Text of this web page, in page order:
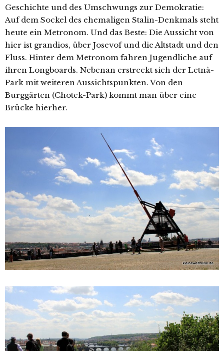
Geschichte und des Umschwungs zur Demokratie:
Auf dem Sockel des ehemaligen Stalin-Denkmals steht
heute ein Metronom. Und das Beste: Die Aussicht von
hier ist grandios, über Josevof und die Altstadt und den
Fluss. Hinter dem Metronom fahren Jugendliche auf
ihren Longboards. Nebenan erstreckt sich der Letnà-
Park mit weiteren Aussichtspunkten. Von den
Burggärten (Chotek-Park) kommt man über eine
Brücke hierher.